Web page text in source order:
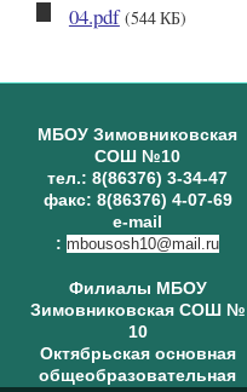
04.pdf (544 КБ)
МБОУ Зимовниковская
СОШ №10
тел.: 8(86376) 3-34-47
факс: 8(86376) 4-07-69
e-mail
: mbousosh10@mail.ru
Филиалы МБОУ
Зимовниковская СОШ №
10
Октябрьская основная
общеобразовательная